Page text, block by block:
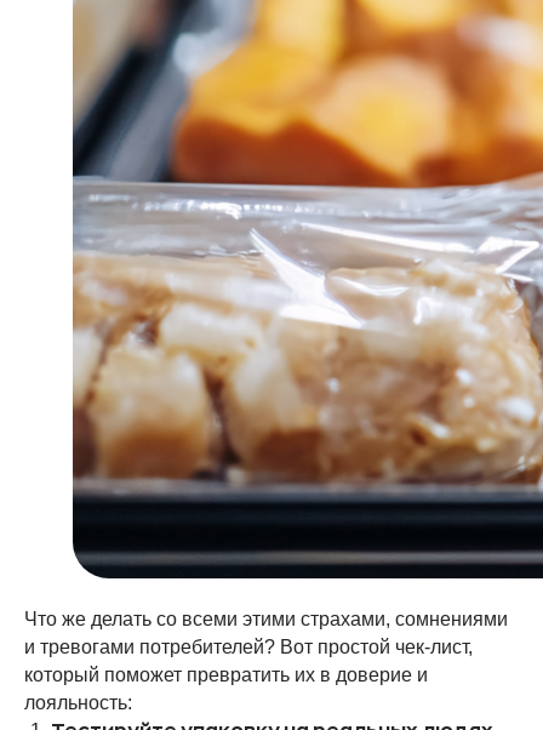
Что же делать со всеми этими страхами, сомнениями
и тревогами потребителей? Вот простой чек-лист,
который поможет превратить их в доверие и
лояльность: